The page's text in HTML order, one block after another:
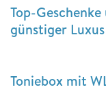
Top-
günstiger
Toniebox mit